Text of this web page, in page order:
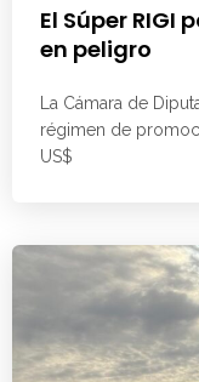
El Súper
en peligro
La Cámara de
régimen de
US$